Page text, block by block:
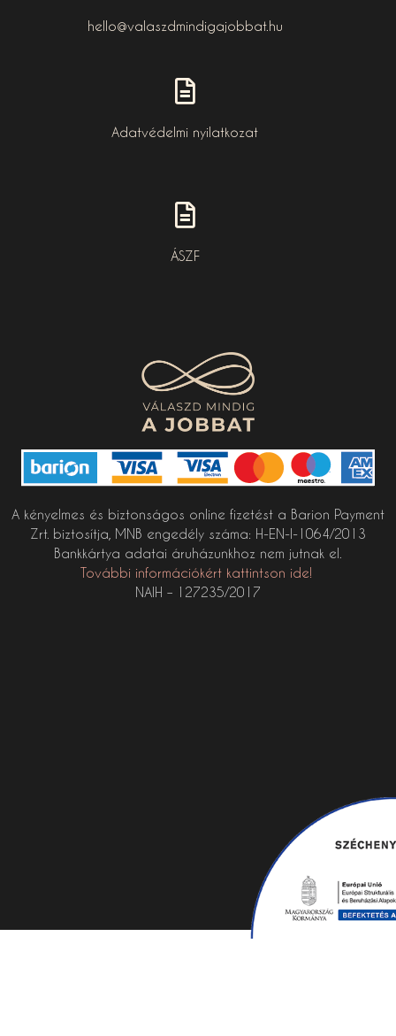
hello@valaszdmindigajobbat.hu
Adatvédelmi nyilatkozat
ÁSZF
A kényelmes és biztonságos online fizetést a Barion Payment
Zrt. biztosítja, MNB engedély száma: H-EN-I-1064/2013
Bankkártya adatai áruházunkhoz nem jutnak el.
További információkért kattintson ide!
NAIH – 127235/2017